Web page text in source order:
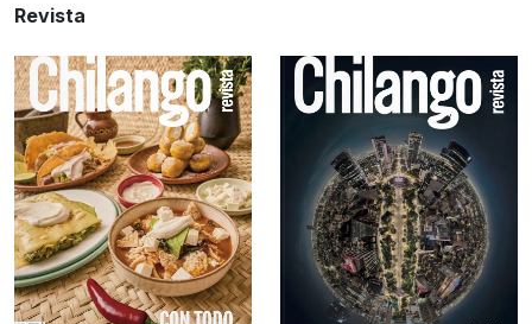
Revista